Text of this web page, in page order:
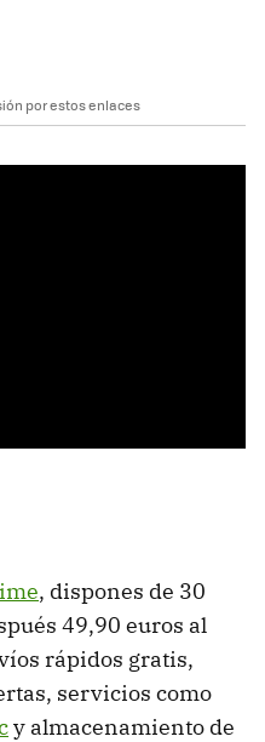
por estos enlaces
, dispones de 30
49,90 euros al
rápidos gratis,
servicios como
y almacenamiento de